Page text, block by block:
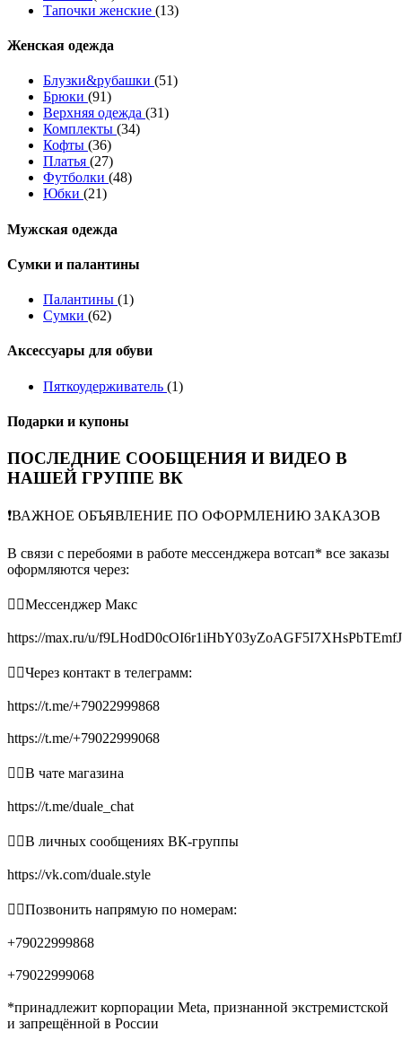
Тапочки женские (13)
Женская одежда
Блузки&рубашки (51)
Брюки (91)
Верхняя одежда (31)
Комплекты (34)
Кофты (36)
Платья (27)
Футболки (48)
Юбки (21)
Мужская одежда
Сумки и палантины
Палантины (1)
Сумки (62)
Аксессуары для обуви
Пяткоудерживатель (1)
Подарки и купоны
ПОСЛЕДНИЕ СООБЩЕНИЯ И ВИДЕО В
НАШЕЙ ГРУППЕ ВК
❗️ВАЖНОЕ ОБЪЯВЛЕНИЕ ПО ОФОРМЛЕНИЮ ЗАКАЗОВ
В связи с перебоями в работе мессенджера вотсап* все заказы
оформляются через:
👉🏻Мессенджер Макс
https://max.ru/u/
👉🏻Через контакт в телеграмм:
https://t.me/+79022999868
https://t.me/+79022999068
👉🏻В чате магазина
https://t.me/duale_chat
👉🏻В личных сообщениях ВК-группы
https://vk.com/duale.style
👉🏻Позвонить напрямую по номерам:
+79022999868
+79022999068
*принадлежит корпорации Meta, признанной экстремистской
и запрещённой в России